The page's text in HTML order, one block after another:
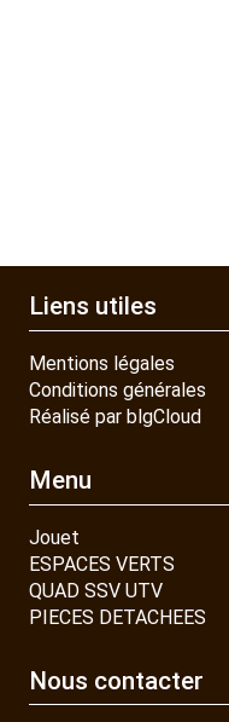
Liens utiles
Mentions légales
Conditions générales
Réalisé par blgCloud
Menu
Jouet
ESPACES VERTS
QUAD SSV UTV
PIECES DETACHEES
Nous contacter